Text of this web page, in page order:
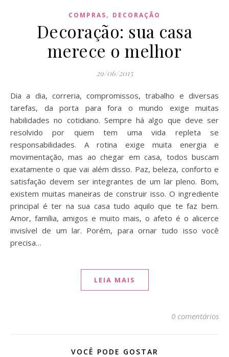
COMPRAS, DECORAÇÃO
Decoração: sua casa
merece o melhor
29/06/2015
Dia a dia, correria, compromissos, trabalho e diversas
tarefas, da porta para fora o mundo exige muitas
habilidades no cotidiano. Sempre há algo que deve ser
resolvido por quem tem uma vida repleta se
responsabilidades. A rotina exige muita energia e
movimentação, mas ao chegar em casa, todos buscam
exatamente o que vai além disso. Paz, beleza, conforto e
satisfação devem ser integrantes de um lar pleno. Bom,
existem muitas maneiras de construir isso. O ingrediente
principal é ter na sua casa tudo aquilo que te faz bem.
Amor, família, amigos e muito mais, o afeto é o alicerce
invisível de um lar. Porém, para ornar tudo isso você
precisa…
LEIA MAIS
0 comentários
VOCÊ PODE GOSTAR